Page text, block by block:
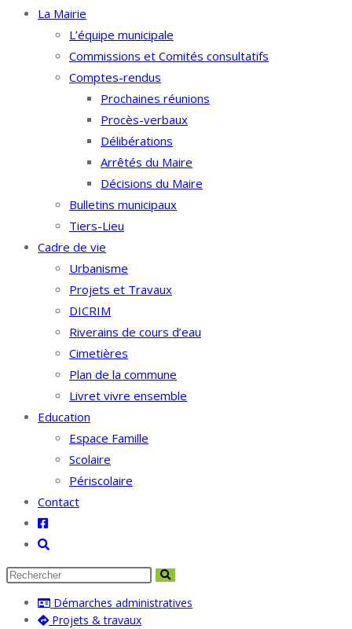
La Mairie
L’équipe municipale
Commissions et Comités consultatifs
Comptes-rendus
Prochaines réunions
Procès-verbaux
Délibérations
Arrêtés du Maire
Décisions du Maire
Bulletins municipaux
Tiers-Lieu
Cadre de vie
Urbanisme
Projets et Travaux
DICRIM
Riverains de cours d’eau
Cimetières
Plan de la commune
Livret vivre ensemble
Education
Espace Famille
Scolaire
Périscolaire
Contact
Toggle
website
search
Démarches administratives
Projets & travaux